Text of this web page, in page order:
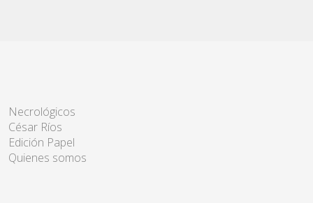
Necrológicos
César Ríos
Edición Papel
Quienes somos